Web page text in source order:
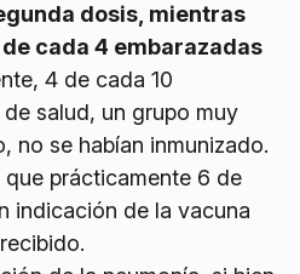
dosis, mientras
cada 4 embarazadas
4 de cada 10
salud, un grupo muy
no se habían inmunizado.
que prácticamente 6 de
indicación de la vacuna